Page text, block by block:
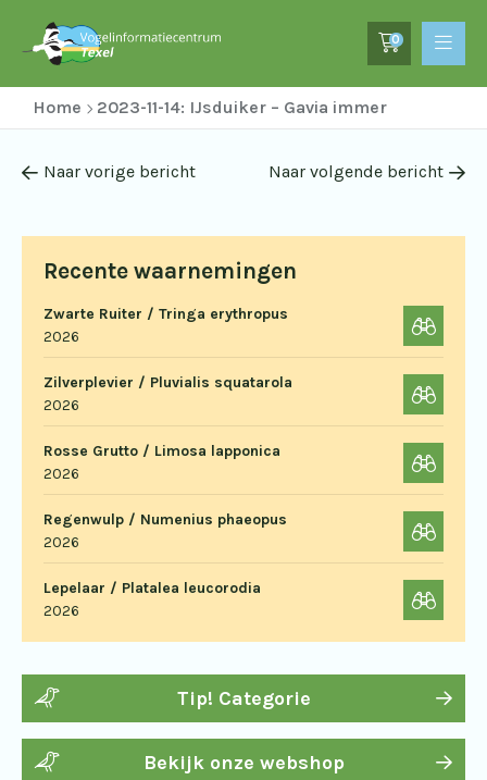
0
Home 2023-11-14: IJsduiker – Gavia immer
Recente waarnemingen
Zwarte Ruiter / Tringa erythropus
2026
Zilverplevier / Pluvialis squatarola
2026
Rosse Grutto / Limosa lapponica
2026
Regenwulp / Numenius phaeopus
2026
Lepelaar / Platalea leucorodia
2026
Tip! Categorie
Bekijk onze webshop
Naar vorige bericht Naar volgende bericht